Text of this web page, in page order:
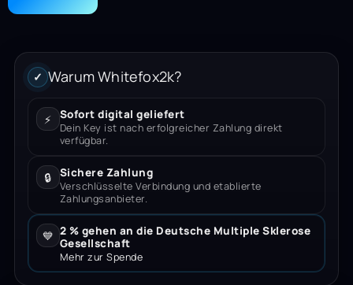
✓ Warum Whitefox2k?
⚡ Sofort digital geliefert
Dein Key ist nach erfolgreicher Zahlung direkt
verfügbar.
🔒 Sichere Zahlung
Verschlüsselte Verbindung und etablierte
Zahlungsanbieter.
💙 2 % gehen an die Deutsche Multiple Sklerose
Gesellschaft
Mehr zur Spende